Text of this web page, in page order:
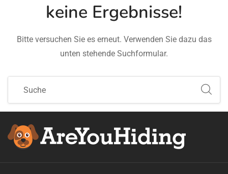
keine Ergebnisse!
Bitte versuchen Sie es erneut. Verwenden Sie dazu das
unten stehende Suchformular.